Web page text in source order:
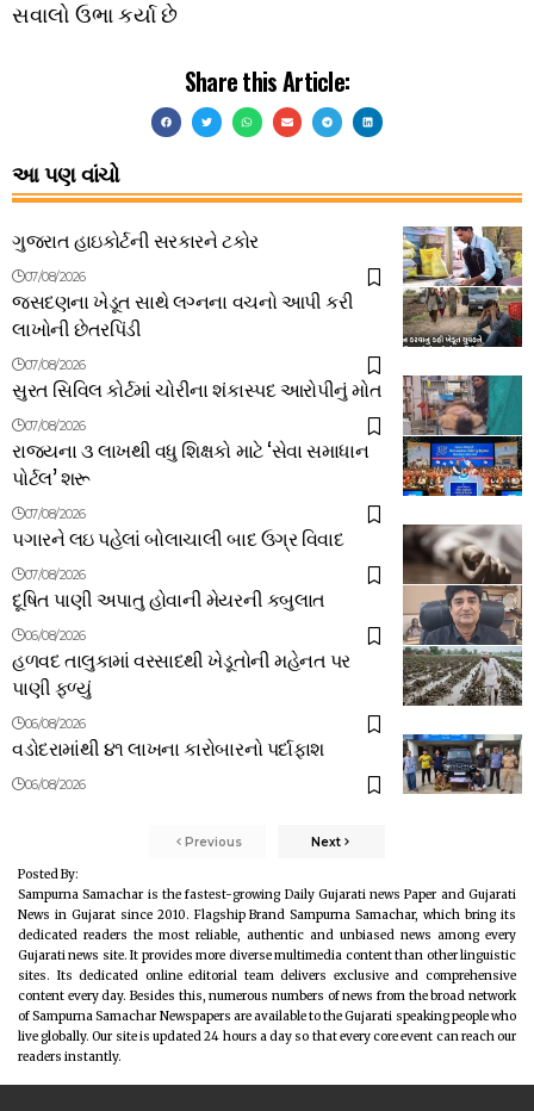
સવાલો ઉભા કર્યા છે
Share this Article:
આ પણ વાંચો
ગુજરાત હાઇકોર્ટની સરકારને ટકોર
07/08/2026
જસદણના ખેડૂત સાથે લગ્નના વચનો આપી કરી
લાખોની છેતરપિંડી
07/08/2026
સુરત સિવિલ કોર્ટમાં ચોરીના શંકાસ્પદ આરોપીનું મોત
07/08/2026
રાજ્યના ૩ લાખથી વધુ શિક્ષકો માટે ‘સેવા સમાધાન
પોર્ટલ’ શરૂ
07/08/2026
પગારને લઇ પહેલાં બોલાચાલી બાદ ઉગ્ર વિવાદ
07/08/2026
દૂષિત પાણી અપાતુ હોવાની મેયરની કબુલાત
06/08/2026
હળવદ તાલુકામાં વરસાદથી ખેડૂતોની મહેનત પર
પાણી ફળ્યું
06/08/2026
વડોદરામાંથી ૪૧ લાખના કારોબારનો પર્દાફાશ
06/08/2026
Previous Next
Posted By:
Sampurna Samachar is the fastest-growing Daily Gujarati news Paper and Gujarati
News in Gujarat since 2010. Flagship Brand Sampurna Samachar, which bring its
dedicated readers the most reliable, authentic and unbiased news among every
Gujarati news site. It provides more diverse multimedia content than other linguistic
sites. Its dedicated online editorial team delivers exclusive and comprehensive
content every day. Besides this, numerous numbers of news from the broad network
of Sampurna Samachar Newspapers are available to the Gujarati speaking people who
live globally. Our site is updated 24 hours a day so that every core event can reach our
readers instantly.